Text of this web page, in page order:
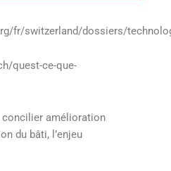
fr/switzerland/dossiers/
quest-ce-que-
concilier amélioration
du bâti, l’enjeu